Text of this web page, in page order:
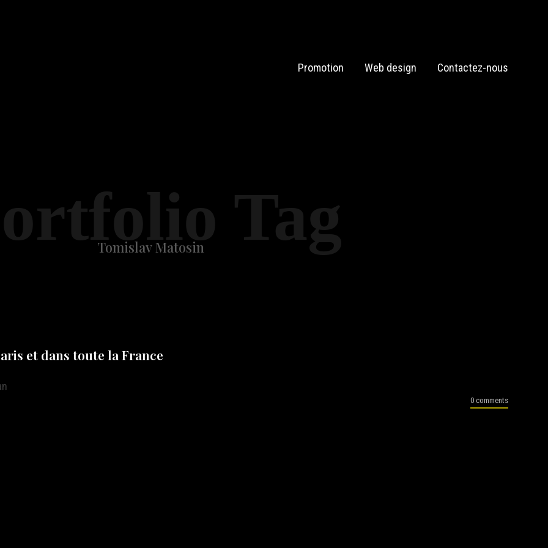
Promotion Web design Contactez-nous
Tag
Tomislav Matosin
et dans toute la France
0 comments